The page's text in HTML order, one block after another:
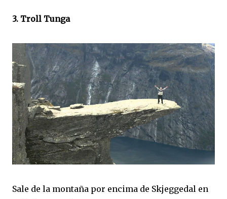
3. Troll Tunga
Sale de la montaña por encima de Skjeggedal en